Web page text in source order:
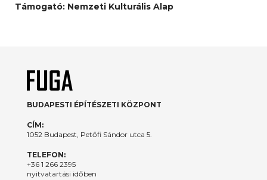
Támogató: Nemzeti Kulturális Alap
BUDAPESTI ÉPÍTÉSZETI KÖZPONT
CÍM:
1052 Budapest, Petőfi Sándor utca 5.
TELEFON:
+36 1 266 2395
nyitvatartási időben